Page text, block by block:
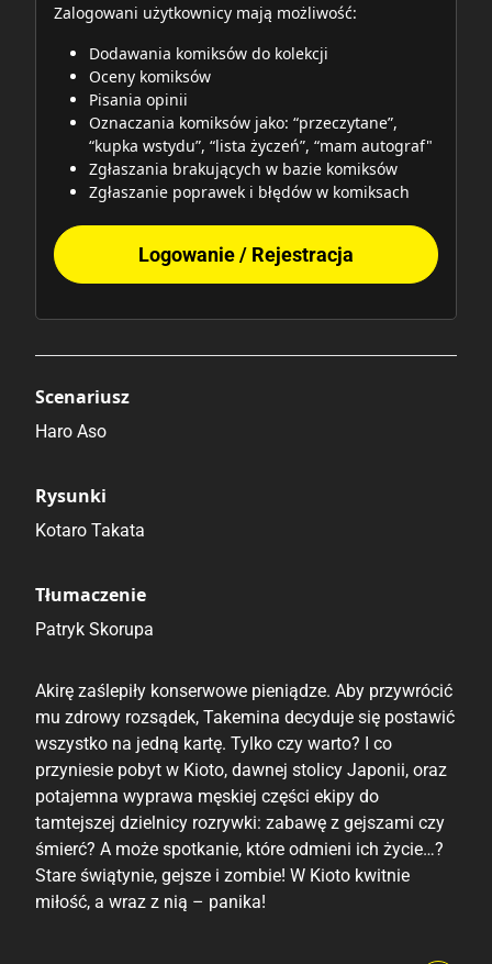
Zalogowani użytkownicy mają możliwość:
Dodawania komiksów do kolekcji
Oceny komiksów
Pisania opinii
Oznaczania komiksów jako: “przeczytane”,
“kupka wstydu”, “lista życzeń”, “mam autograf"
Zgłaszania brakujących w bazie komiksów
Zgłaszanie poprawek i błędów w komiksach
Logowanie / Rejestracja
Scenariusz
Haro Aso
Rysunki
Kotaro Takata
Tłumaczenie
Patryk Skorupa
Akirę zaślepiły konserwowe pieniądze. Aby przywrócić
mu zdrowy rozsądek, Takemina decyduje się postawić
wszystko na jedną kartę. Tylko czy warto? I co
przyniesie pobyt w Kioto, dawnej stolicy Japonii, oraz
potajemna wyprawa męskiej części ekipy do
tamtejszej dzielnicy rozrywki: zabawę z gejszami czy
śmierć? A może spotkanie, które odmieni ich życie…?
Stare świątynie, gejsze i zombie! W Kioto kwitnie
miłość, a wraz z nią – panika!